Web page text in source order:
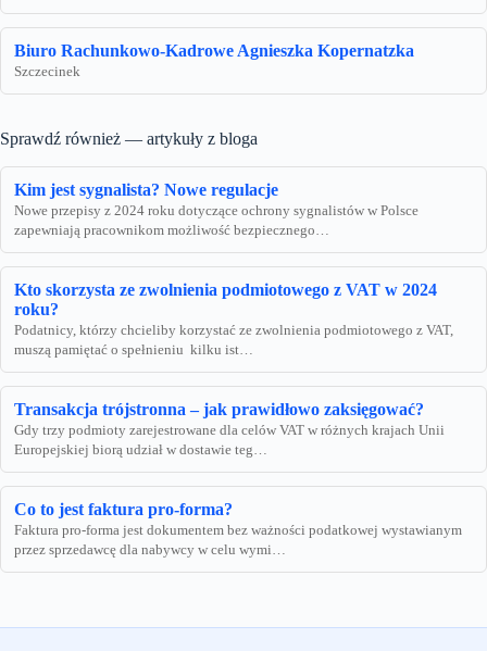
Biuro Rachunkowo-Kadrowe Agnieszka Kopernatzka
Szczecinek
Sprawdź również — artykuły z bloga
Kim jest sygnalista? Nowe regulacje
Nowe przepisy z 2024 roku dotyczące ochrony sygnalistów w Polsce
zapewniają pracownikom możliwość bezpiecznego…
Kto skorzysta ze zwolnienia podmiotowego z VAT w 2024
roku?
Podatnicy, którzy chcieliby korzystać ze zwolnienia podmiotowego z VAT,
muszą pamiętać o spełnieniu kilku ist…
Transakcja trójstronna – jak prawidłowo zaksięgować?
Gdy trzy podmioty zarejestrowane dla celów VAT w różnych krajach Unii
Europejskiej biorą udział w dostawie teg…
Co to jest faktura pro-forma?
Faktura pro-forma jest dokumentem bez ważności podatkowej wystawianym
przez sprzedawcę dla nabywcy w celu wymi…